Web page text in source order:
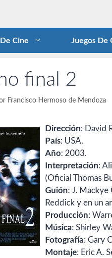
Cine Juegos De
final 2
Francisco Hermoso de Mendoza
Dirección: David
País: USA.
Año: 2003.
Interpretación:
(Oficial Thomas
Guión: J. Mackye
Reddick y en un
Producción:
Música: Shirley
Fotografía: Gary
Montaje: Eric A.